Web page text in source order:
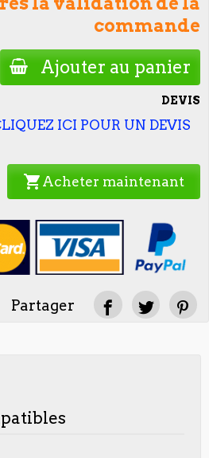
commande
Ajouter au panier
DEVIS
ICI POUR UN DEVIS
shopping_cart Acheter maintenant
Partager